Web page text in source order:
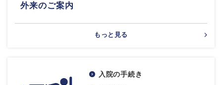
外来のご案内
もっと見る
入院の手続き